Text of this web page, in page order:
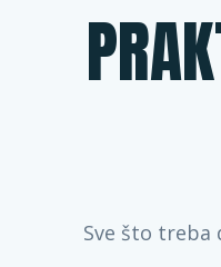
Sve što treba